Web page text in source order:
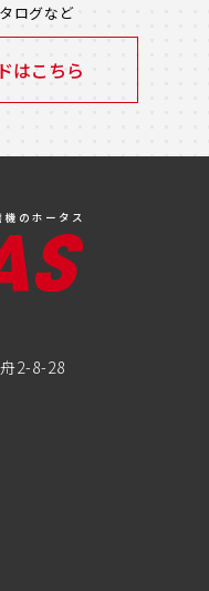
ログなど
はこちら
のホータス
2-8-28